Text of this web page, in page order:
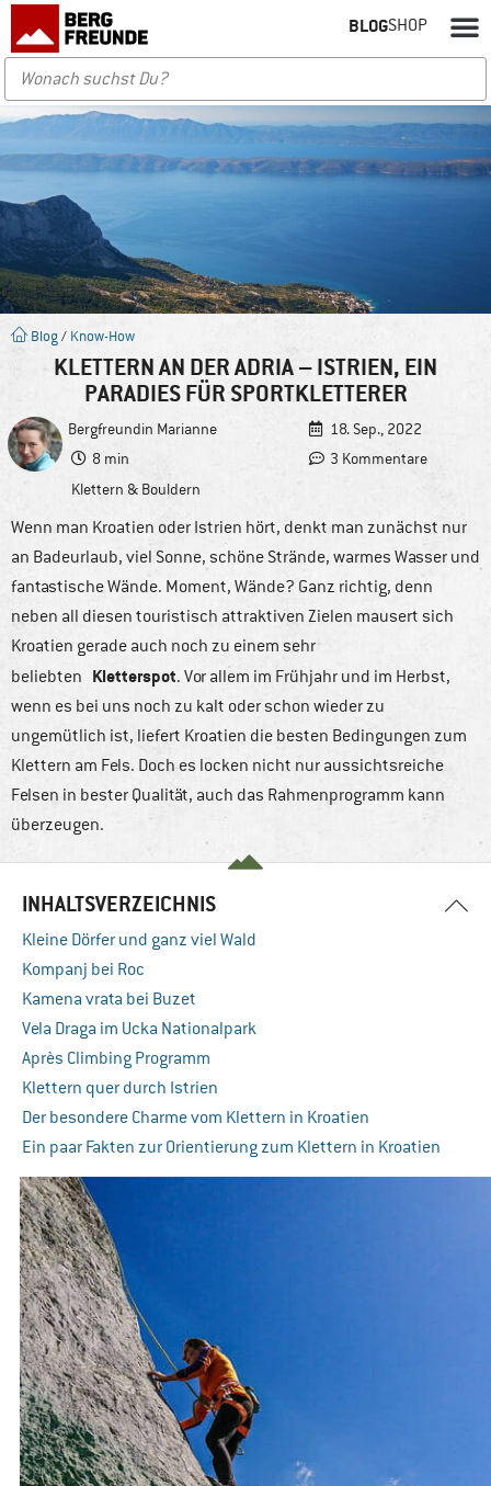
BLOGSHOP
Blog / Know-How
KLETTERN AN DER ADRIA – ISTRIEN, EIN
PARADIES FÜR SPORTKLETTERER
Bergfreundin Marianne
18. Sep., 2022
8 min
3 Kommentare
Klettern & Bouldern
Wenn man Kroatien oder Istrien hört, denkt man zunächst nur
an Badeurlaub, viel Sonne, schöne Strände, warmes Wasser und
fantastische Wände. Moment, Wände? Ganz richtig, denn
neben all diesen touristisch attraktiven Zielen mausert sich
Kroatien gerade auch noch zu einem sehr
beliebten Kletterspot. Vor allem im Frühjahr und im Herbst,
wenn es bei uns noch zu kalt oder schon wieder zu
ungemütlich ist, liefert Kroatien die besten Bedingungen zum
Klettern am Fels. Doch es locken nicht nur aussichtsreiche
Felsen in bester Qualität, auch das Rahmenprogramm kann
überzeugen.
INHALTSVERZEICHNIS
Kleine Dörfer und ganz viel Wald
Kompanj bei Roc
Kamena vrata bei Buzet
Vela Draga im Ucka Nationalpark
Après Climbing Programm
Klettern quer durch Istrien
Der besondere Charme vom Klettern in Kroatien
Ein paar Fakten zur Orientierung zum Klettern in Kroatien